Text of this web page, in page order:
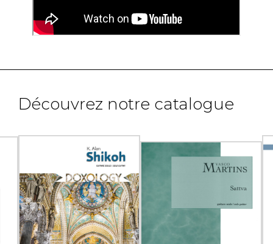
Découvrez notre catalogue